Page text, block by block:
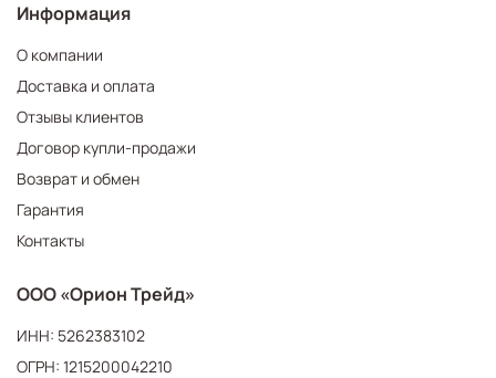
Информация
О компании
Доставка и оплата
Отзывы клиентов
Договор купли-продажи
Возврат и обмен
Гарантия
Контакты
ООО «Орион Трейд»
ИНН: 5262383102
ОГРН: 1215200042210